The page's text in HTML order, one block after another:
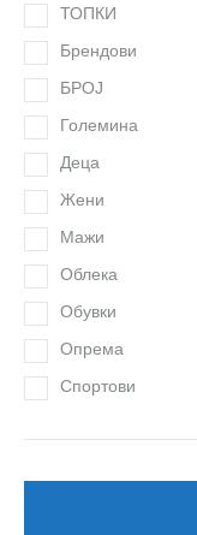
ТОПКИ
Брендови
БРОЈ
Големина
Деца
Жени
Мажи
Облека
Обувки
Опрема
Спортови